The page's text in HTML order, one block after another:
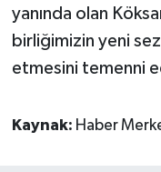
yanında olan
birliğimizin yeni
etmesini temenni
Kaynak: Haber